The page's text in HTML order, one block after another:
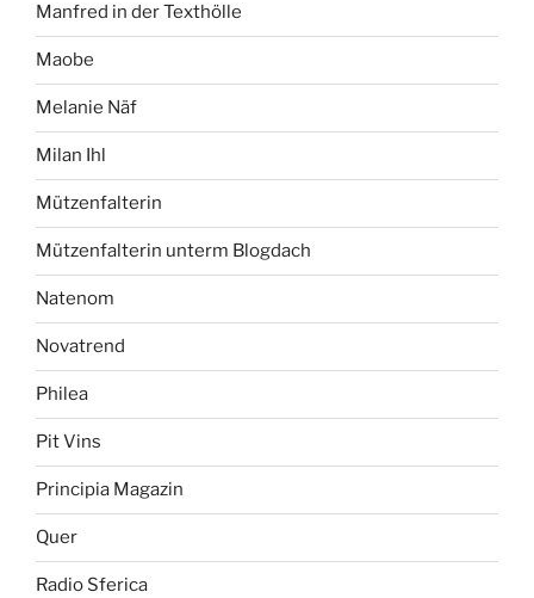
Manfred in der Texthölle
Maobe
Melanie Näf
Milan Ihl
Mützenfalterin
Mützenfalterin unterm Blogdach
Natenom
Novatrend
Philea
Pit Vins
Principia Magazin
Quer
Radio Sferica